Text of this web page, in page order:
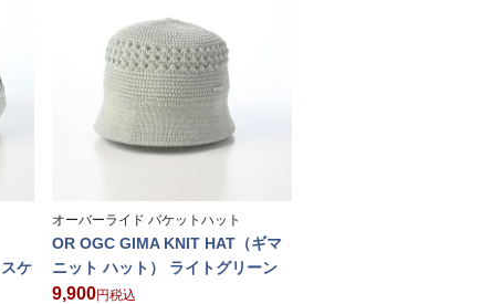
ケ
オーバーライド バケットハット
OR OGC GIMA KNIT HAT（ギマ
ニット ハット） ライトグリーン
9,900 税込